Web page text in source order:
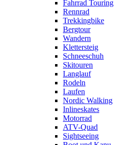
Fahrrad Touring
Rennrad
Trekkingbike
Bergtour
Wandern
Klettersteig
Schneeschuh
Skitouren
Langlauf
Rodeln
Laufen
Nordic Walking
Inlineskates
Motorrad
ATV-Quad
Sightseeing